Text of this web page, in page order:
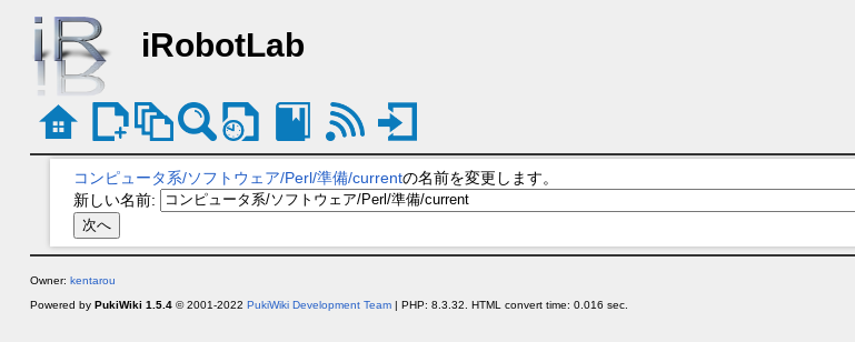
iRobotLab
コンピュータ系/ソフトウェア/Perl/準備/currentの名前を変更します。
新しい名前:
Owner: kentarou
Powered by PukiWiki 1.5.4© 2001-2022 PukiWiki Development Team| PHP: 8.3.32. HTML convert time: 0.016 sec.